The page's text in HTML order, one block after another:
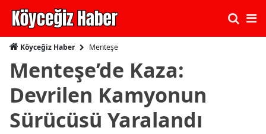
Köyceğiz Haber Menteşe
Menteşe’de Kaza:
Devrilen Kamyonun
Sürücüsü Yaralandı